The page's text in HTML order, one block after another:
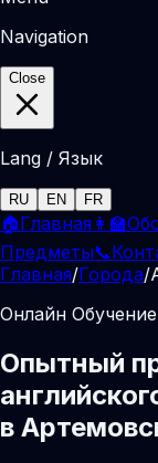
Navigation
Close
Lang / Язык
RU EN FR
🏠Главная 👩‍🏫
Предметы📞
Главная/Города/
Онлайн Обучение
Опытный
в